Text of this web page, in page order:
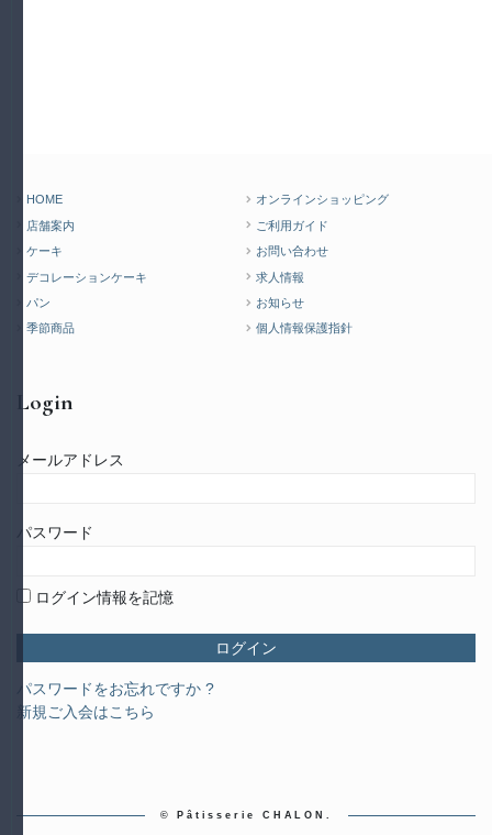
HOME
オンラインショッピング
店舗案内
ご利用ガイド
ケーキ
お問い合わせ
デコレーションケーキ
求人情報
パン
お知らせ
季節商品
個人情報保護指針
Login
メールアドレス
パスワード
ログイン情報を記憶
パスワードをお忘れですか ?
新規ご入会はこちら
© Pâtisserie CHALON.